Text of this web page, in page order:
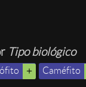
Tipo biológico
Caméfito